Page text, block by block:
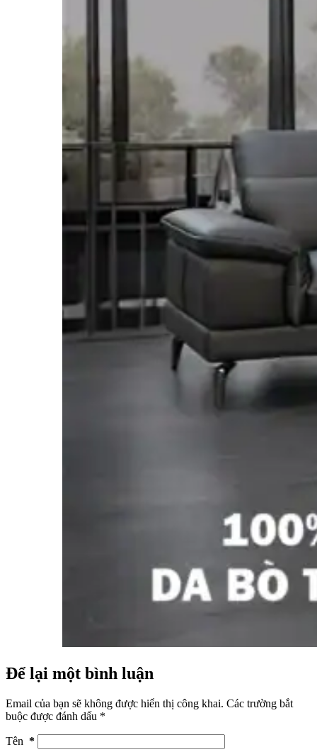
Để lại một bình luận
Email của bạn sẽ không được hiển thị công khai. Các trường bắt
buộc được đánh dấu *
Tên *